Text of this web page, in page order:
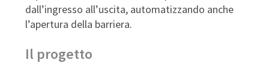
dall’ingresso all’uscita, automatizzando anche
l’apertura della barriera.
Il progetto